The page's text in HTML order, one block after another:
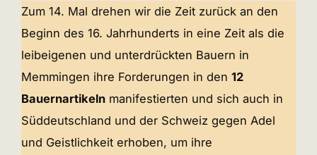
Zum 14. Mal drehen wir die Zeit zurück an den
Beginn des 16. Jahrhunderts in eine Zeit als die
leibeigenen und unterdrückten Bauern in
Memmingen ihre Forderungen in den 12
Bauernartikeln manifestierten und sich auch in
Süddeutschland und der Schweiz gegen Adel
und Geistlichkeit erhoben, um ihre